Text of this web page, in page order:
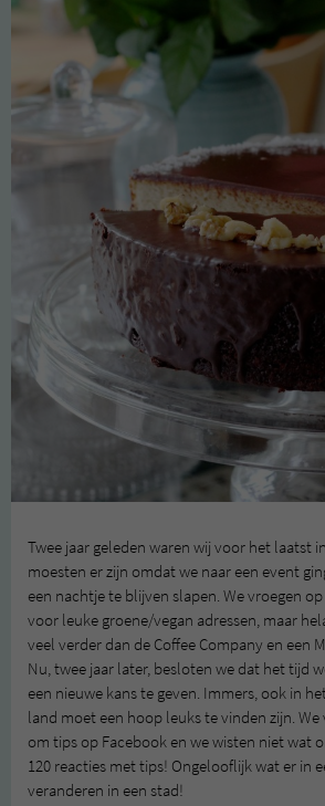
Twee jaar geleden waren wij voor het laatst
moesten er zijn omdat we naar een event
een nachtje te blijven slapen. We vroegen
voor leuke groene/vegan adressen, maar
veel verder dan de Coffee Company en een
Nu, twee jaar later, besloten we dat het tijd
een nieuwe kans te geven. Immers, ook in
land moet een hoop leuks te vinden zijn.
om tips op Facebook en we wisten niet wat
120 reacties met tips! Ongelooflijk wat er in
veranderen in een stad!